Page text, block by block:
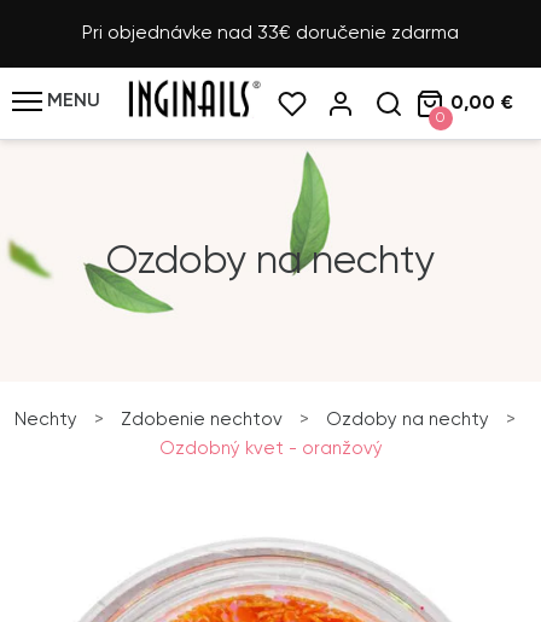
Pri objednávke nad 33€ doručenie zdarma
MENU
0
0,00 €
Ozdoby na nechty
Nechty > Zdobenie nechtov > Ozdoby na nechty
>
Ozdobný kvet - oranžový